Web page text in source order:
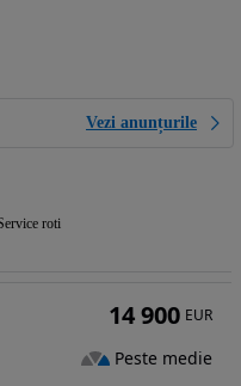
Vezi anunțurile
roti
14 900 EUR
Peste medie